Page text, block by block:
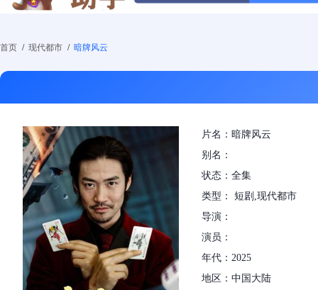
首页 / 现代都市 / 暗牌风云
片名：暗牌风云
别名：
状态：全集
类型： 短剧,现代都市
导演：
演员：
年代：2025
地区：中国大陆